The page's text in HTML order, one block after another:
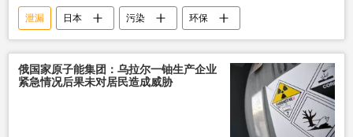
泄漏 日本 污染 环保
俄国家原子能集团：乌拉尔一铀生产企业
紧急情况后果未对居民造成威胁